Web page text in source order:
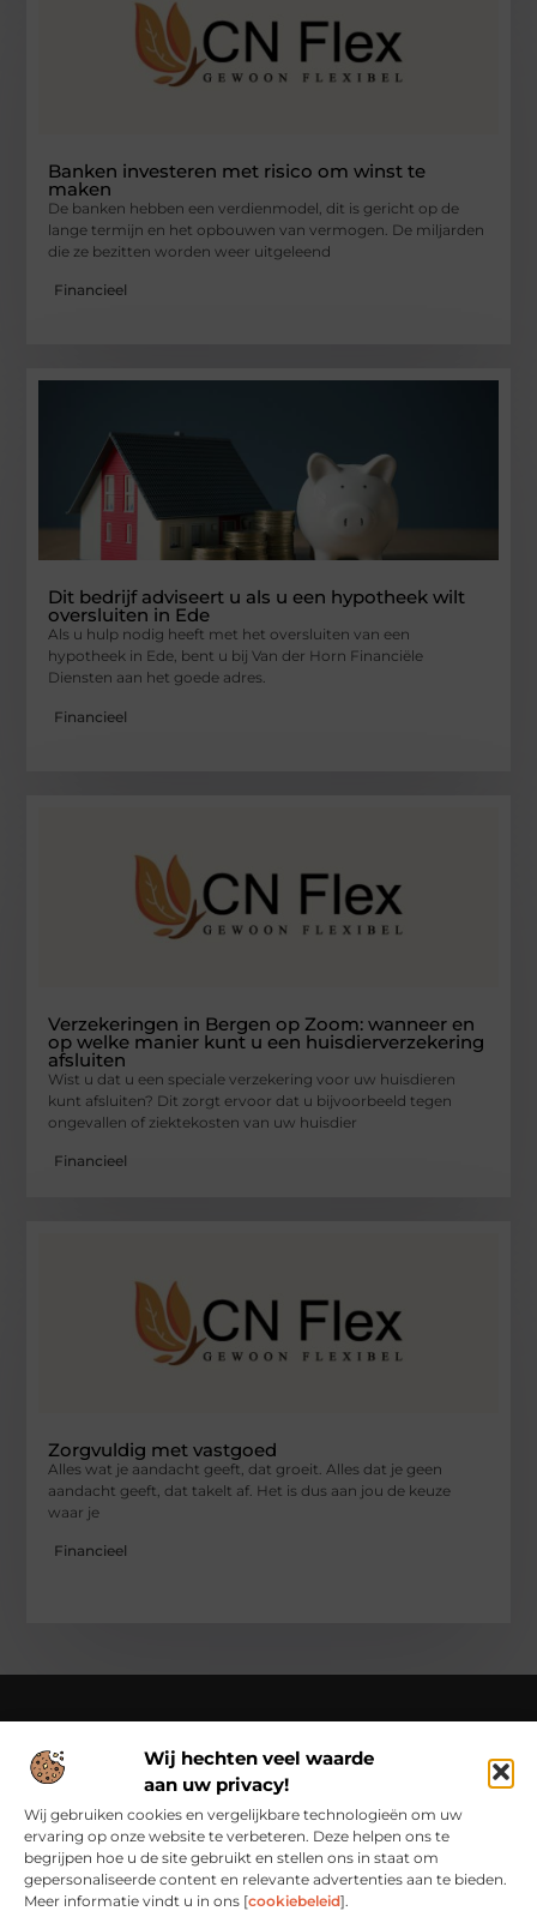
Wij hechten veel waarde
aan uw privacy!
Wij gebruiken cookies en vergelijkbare technologieën om uw
ervaring op onze website te verbeteren. Deze helpen ons te
begrijpen hoe u de site gebruikt en stellen ons in staat om
gepersonaliseerde content en relevante advertenties aan te bieden.
Meer informatie vindt u in ons [cookiebeleid].
Banken investeren met risico om winst te
maken
De banken hebben een verdienmodel, dit is gericht op de
lange termijn en het opbouwen van vermogen. De miljarden
die ze bezitten worden weer uitgeleend
Financieel
Dit bedrijf adviseert u als u een hypotheek wilt
oversluiten in Ede
Als u hulp nodig heeft met het oversluiten van een
hypotheek in Ede, bent u bij Van der Horn Financiële
Diensten aan het goede adres.
Financieel
Verzekeringen in Bergen op Zoom: wanneer en
op welke manier kunt u een huisdierverzekering
afsluiten
Wist u dat u een speciale verzekering voor uw huisdieren
kunt afsluiten? Dit zorgt ervoor dat u bijvoorbeeld tegen
ongevallen of ziektekosten van uw huisdier
Financieel
Zorgvuldig met vastgoed
Alles wat je aandacht geeft, dat groeit. Alles dat je geen
aandacht geeft, dat takelt af. Het is dus aan jou de keuze
waar je
Financieel
Over Cn-flex
Cn-flex.nl – Altijd in beweging – verhalen voor elke dag.
Ontdek inspirerende blogs en artikelen die het dagelijks leven
in al zijn facetten belichten.
Bericht categorie